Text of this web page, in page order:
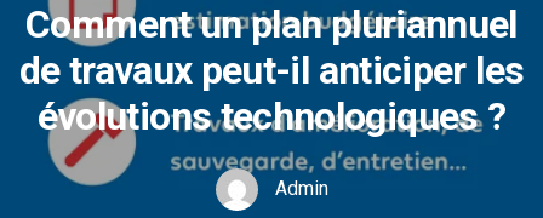
Comment un plan pluriannuel
de travaux peut-il anticiper les
évolutions technologiques ?
Admin